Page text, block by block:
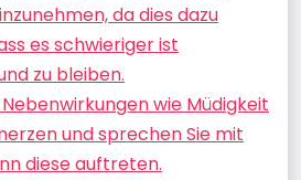
da dies dazu
es schwieriger ist
zu bleiben.
wie Müdigkeit
und sprechen Sie mit
diese auftreten.